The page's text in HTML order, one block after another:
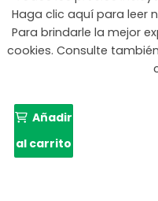
Haga clic aquí para leer
Para brindarle la mejor
cookies. Consulte
Añadir
al carrito